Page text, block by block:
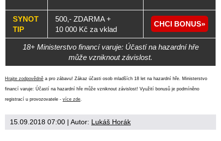
SYNOT
TIP
500,- ZDARMA +
10 000 Kč za vklad
CHCI BONUS
18+ Ministerstvo financí varuje: Účastí na hazardní hře
může vzniknout závislost.
Hrajte zodpovědně a pro zábavu! Zákaz účasti osob mladších 18 let na hazardní hře. Ministerstvo
financí varuje: Účastí na hazardní hře může vzniknout závislost! Využití bonusů je podmíněno
registrací u provozovatele - více zde
15.09.2018 07:00 | Autor: Lukáš Horák